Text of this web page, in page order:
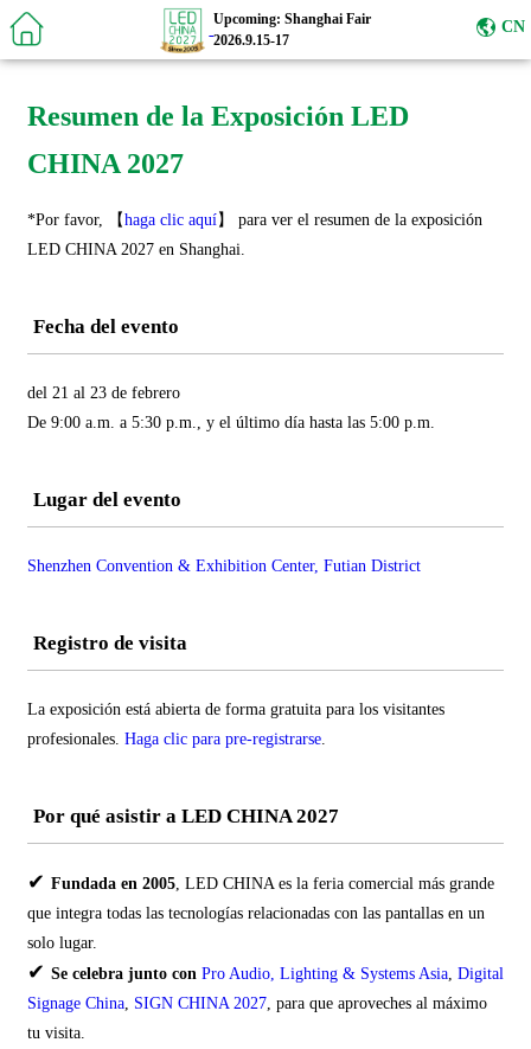
Upcoming: Shanghai Fair
2026.9.15-17
CN
Resumen de la Exposición LED
CHINA 2027
*Por favor, 【haga clic aquí】 para ver el resumen de la exposición
LED CHINA 2027 en Shanghai.
Fecha del evento
del 21 al 23 de febrero
De 9:00 a.m. a 5:30 p.m., y el último día hasta las 5:00 p.m.
Lugar del evento
Shenzhen Convention & Exhibition Center, Futian District
Registro de visita
La exposición está abierta de forma gratuita para los visitantes
profesionales. Haga clic para pre-registrarse.
Por qué asistir a LED CHINA 2027
✔ Fundada en 2005, LED CHINA es la feria comercial más grande
que integra todas las tecnologías relacionadas con las pantallas en un
solo lugar.
✔ Se celebra junto con Pro Audio, Lighting & Systems Asia, Digital
Signage China, SIGN CHINA 2027, para que aproveches al máximo
tu visita.